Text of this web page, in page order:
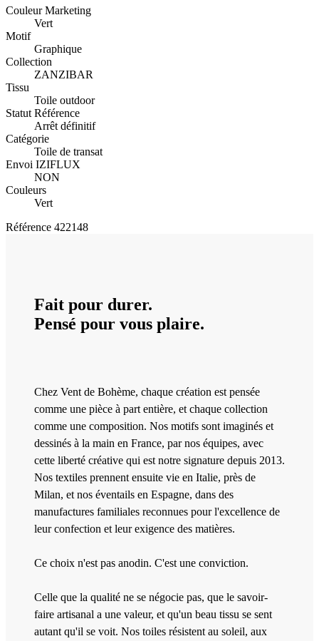
Couleur Marketing
Vert
Motif
Graphique
Collection
ZANZIBAR
Tissu
Toile outdoor
Statut Référence
Arrêt définitif
Catégorie
Toile de transat
Envoi IZIFLUX
NON
Couleurs
Vert
Référence 422148
Fait pour durer.
Pensé pour vous plaire.
Chez Vent de Bohème, chaque création est pensée
comme une pièce à part entière, et chaque collection
comme une composition. Nos motifs sont imaginés et
dessinés à la main en France, par nos équipes, avec
cette liberté créative qui est notre signature depuis 2013.
Nos textiles prennent ensuite vie en Italie, près de
Milan, et nos éventails en Espagne, dans des
manufactures familiales reconnues pour l'excellence de
leur confection et leur exigence des matières.
Ce choix n'est pas anodin. C'est une conviction.
Celle que la qualité ne se négocie pas, que le savoir-
faire artisanal a une valeur, et qu'un beau tissu se sent
autant qu'il se voit. Nos toiles résistent au soleil, aux